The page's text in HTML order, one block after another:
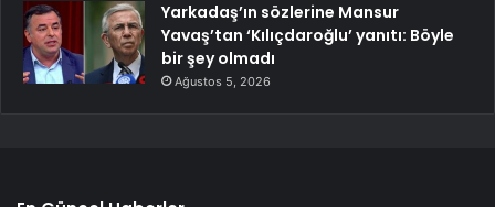
Yarkadaş’ın sözlerine Mansur
Yavaş’tan ‘Kılıçdaroğlu’ yanıtı: Böyle
bir şey olmadı
Ağustos 5, 2026